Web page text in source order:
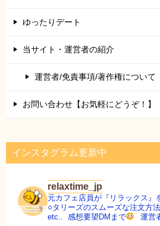
ゆったりデート
当サイト・運営者の紹介
運営者/免責事項/著作権について
お問い合わせ【お気軽にどうぞ！】
インスタグラム更新中
relaxtime_jp
元カフェ店員が『リラックス』
○タリーズのスムーズな注文方法
etc..
感想要望DMまで 運営